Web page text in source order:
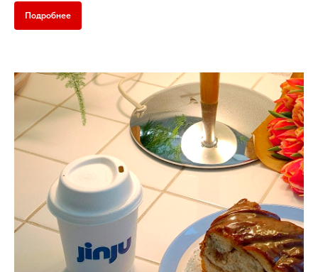
Подробнее